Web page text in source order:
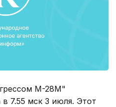
М-28М"
7.55 мск 3 июля. Этот